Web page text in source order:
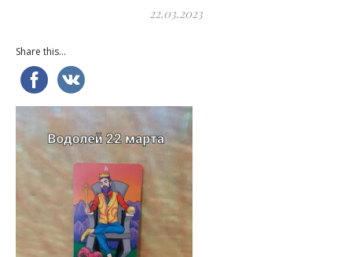
22.03.2023
Share this...